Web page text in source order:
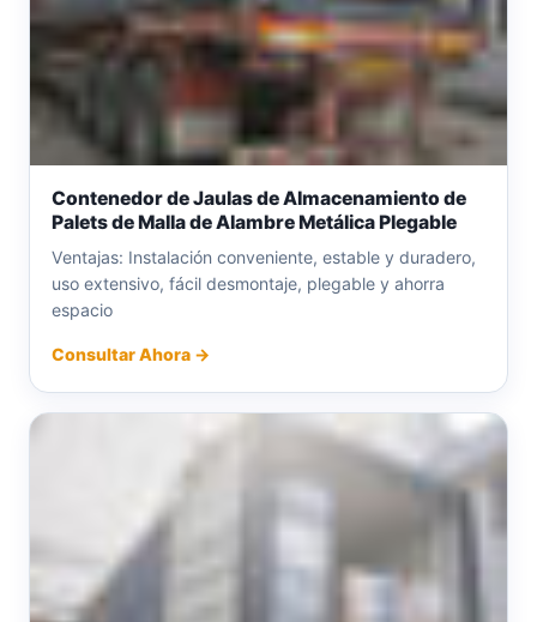
Contenedor de Jaulas de Almacenamiento de
Palets de Malla de Alambre Metálica Plegable
Ventajas: Instalación conveniente, estable y duradero,
uso extensivo, fácil desmontaje, plegable y ahorra
espacio
Consultar Ahora →